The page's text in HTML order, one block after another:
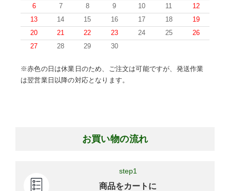
6
7 8 9 10 11
12
13
14 15 16 17 18
19
20
21 22 23 24 25
26
27
28 29 30
※赤色の日は休業日のため、ご注文は可能ですが、発送作業
は翌営業日以降の対応となります。
お買い物の流れ
step1
商品をカートに